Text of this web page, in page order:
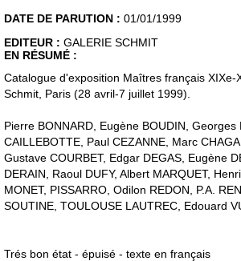
DATE DE PARUTION : 01/01/1999
EDITEUR : GALERIE SCHMIT
EN RÉSUMÉ :
Catalogue d'exposition Maîtres français XIXe-
Schmit, Paris (28 avril-7 juillet 1999).
Pierre BONNARD, Eugène BOUDIN, Georges
CAILLEBOTTE, Paul CEZANNE, Marc
Gustave COURBET, Edgar DEGAS, Eugène
DERAIN, Raoul DUFY, Albert MARQUET,
MONET, PISSARRO, Odilon REDON, P.A.
SOUTINE, TOULOUSE LAUTREC, Edouard
Trés bon état - épuisé - texte en français